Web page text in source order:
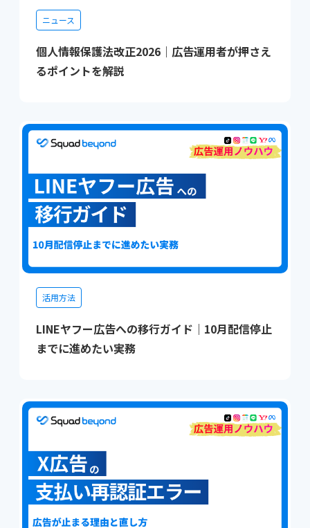
ニュース
個人情報保護法改正2026｜広告運用者が押さえ
るポイントを解説
活用方法
LINEヤフー広告への移行ガイド｜10月配信停止
までに進めたい実務